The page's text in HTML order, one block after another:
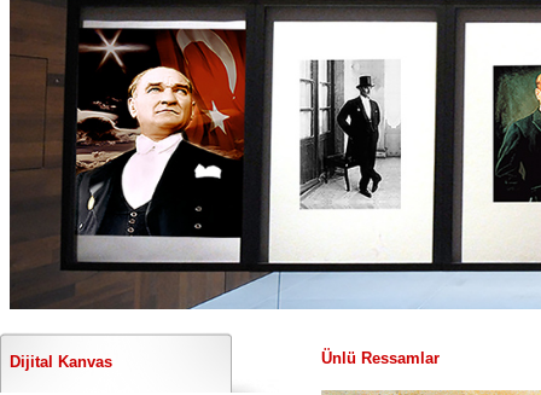
Dijital Kanvas Ünlü Ressamlar